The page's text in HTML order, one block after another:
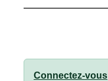
Connectez-vous